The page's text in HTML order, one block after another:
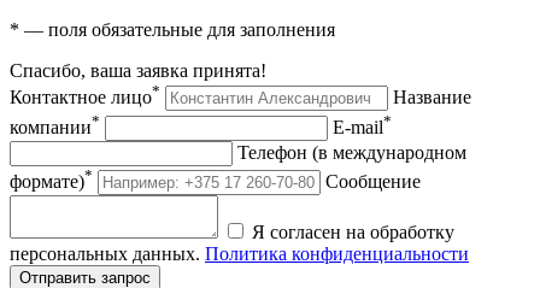
* — поля обязательные для заполнения
Спасибо, ваша заявка принята!
Контактное лицо*
Название
компании* E-mail*
Телефон (в международном
формате)* Сообщение
Я согласен на обработку
персональных данных. Политика конфиденциальности
Отправить запрос